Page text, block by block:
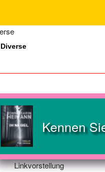
Kennen
Linkvorstellung